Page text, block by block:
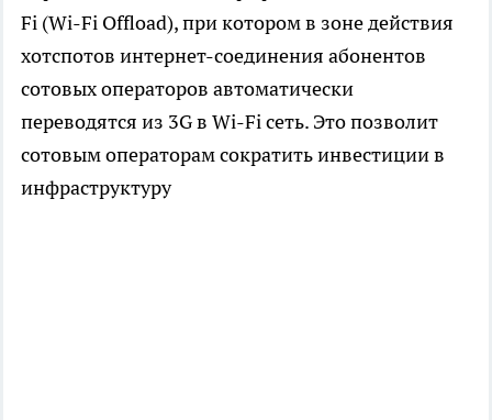
Fi (Wi-Fi Offload), при котором в зоне действия
хотспотов интернет-соединения абонентов
сотовых операторов автоматически
переводятся из 3G в Wi-Fi сеть. Это позволит
сотовым операторам сократить инвестиции в
инфраструктуру